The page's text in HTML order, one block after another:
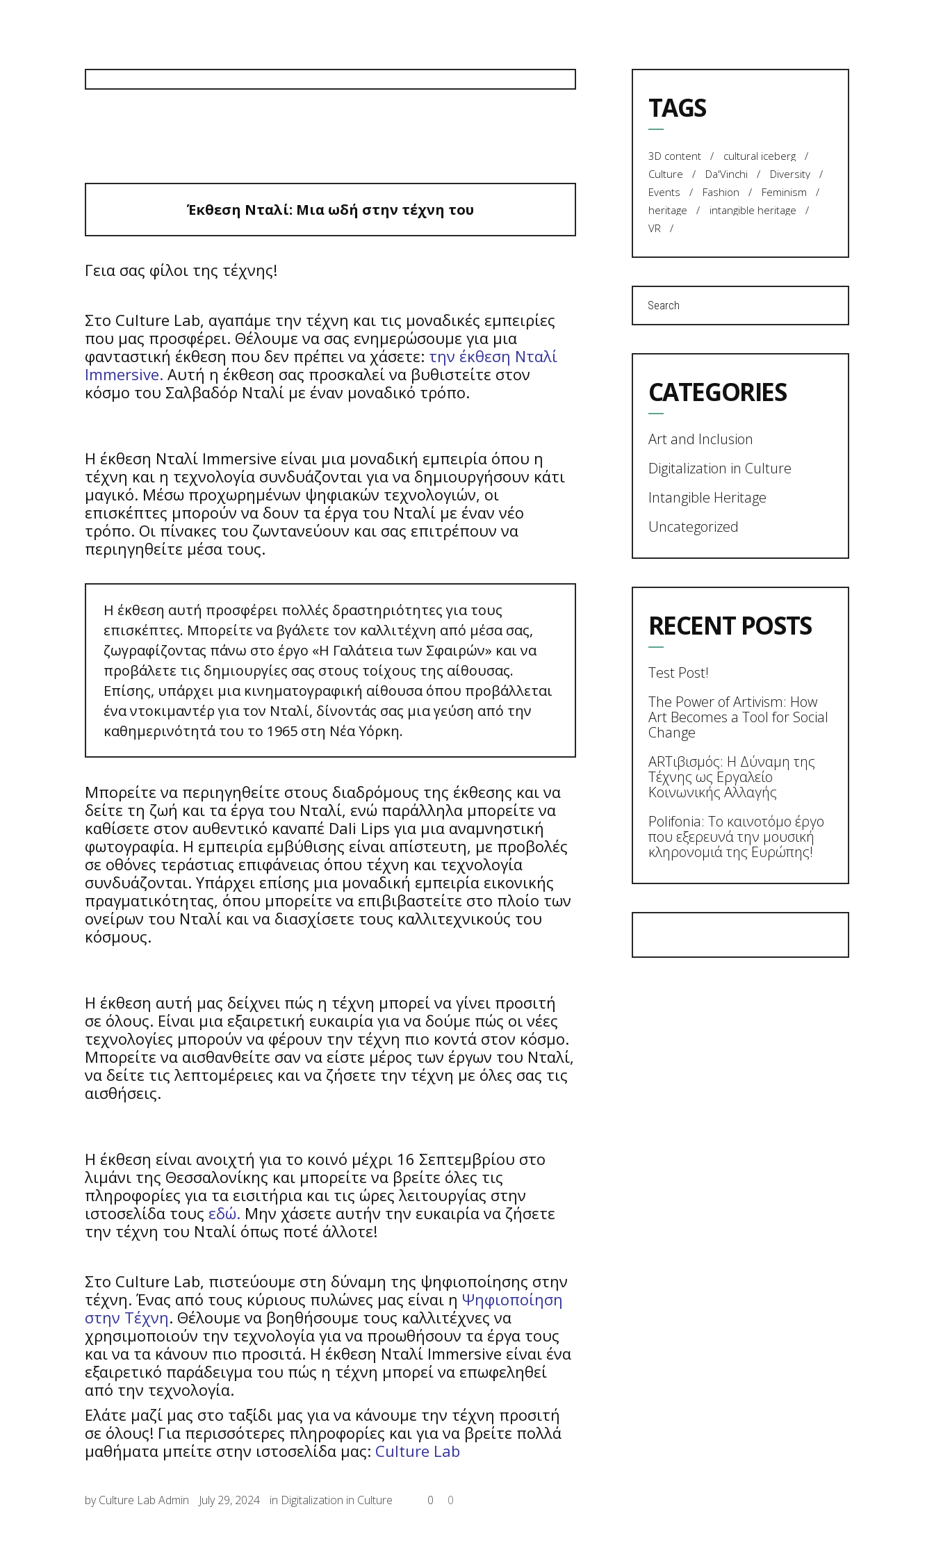
Έκθεση Νταλί: Μια ωδή στην τέχνη του
Γεια σας φίλοι της τέχνης!
Στο Culture Lab, αγαπάμε την τέχνη και τις μοναδικές εμπειρίες
που μας προσφέρει. Θέλουμε να σας ενημερώσουμε για μια
φανταστική έκθεση που δεν πρέπει να χάσετε: την έκθεση Νταλί
Immersive. Αυτή η έκθεση σας προσκαλεί να βυθιστείτε στον
κόσμο του Σαλβαδόρ Νταλί με έναν μοναδικό τρόπο.
Η έκθεση Νταλί Immersive είναι μια μοναδική εμπειρία όπου η
τέχνη και η τεχνολογία συνδυάζονται για να δημιουργήσουν κάτι
μαγικό. Μέσω προχωρημένων ψηφιακών τεχνολογιών, οι
επισκέπτες μπορούν να δουν τα έργα του Νταλί με έναν νέο
τρόπο. Οι πίνακες του ζωντανεύουν και σας επιτρέπουν να
περιηγηθείτε μέσα τους.
Η έκθεση αυτή προσφέρει πολλές δραστηριότητες για τους
επισκέπτες. Μπορείτε να βγάλετε τον καλλιτέχνη από μέσα σας,
ζωγραφίζοντας πάνω στο έργο «Η Γαλάτεια των Σφαιρών» και να
προβάλετε τις δημιουργίες σας στους τοίχους της αίθουσας.
Επίσης, υπάρχει μια κινηματογραφική αίθουσα όπου προβάλλεται
ένα ντοκιμαντέρ για τον Νταλί, δίνοντάς σας μια γεύση από την
καθημερινότητά του το 1965 στη Νέα Υόρκη.
Μπορείτε να περιηγηθείτε στους διαδρόμους της έκθεσης και να
δείτε τη ζωή και τα έργα του Νταλί, ενώ παράλληλα μπορείτε να
καθίσετε στον αυθεντικό καναπέ Dali Lips για μια αναμνηστική
φωτογραφία. Η εμπειρία εμβύθισης είναι απίστευτη, με προβολές
σε οθόνες τεράστιας επιφάνειας όπου τέχνη και τεχνολογία
συνδυάζονται. Υπάρχει επίσης μια μοναδική εμπειρία εικονικής
πραγματικότητας, όπου μπορείτε να επιβιβαστείτε στο πλοίο των
ονείρων του Νταλί και να διασχίσετε τους καλλιτεχνικούς του
κόσμους.
Η έκθεση αυτή μας δείχνει πώς η τέχνη μπορεί να γίνει προσιτή
σε όλους. Είναι μια εξαιρετική ευκαιρία για να δούμε πώς οι νέες
τεχνολογίες μπορούν να φέρουν την τέχνη πιο κοντά στον κόσμο.
Μπορείτε να αισθανθείτε σαν να είστε μέρος των έργων του Νταλί,
να δείτε τις λεπτομέρειες και να ζήσετε την τέχνη με όλες σας τις
αισθήσεις.
Η έκθεση είναι ανοιχτή για το κοινό μέχρι 16 Σεπτεμβρίου στο
λιμάνι της Θεσσαλονίκης και μπορείτε να βρείτε όλες τις
πληροφορίες για τα εισιτήρια και τις ώρες λειτουργίας στην
ιστοσελίδα τους εδώ. Μην χάσετε αυτήν την ευκαιρία να ζήσετε
την τέχνη του Νταλί όπως ποτέ άλλοτε!
Στο Culture Lab, πιστεύουμε στη δύναμη της ψηφιοποίησης στην
τέχνη. Ένας από τους κύριους πυλώνες μας είναι η Ψηφιοποίηση
στην Τέχνη. Θέλουμε να βοηθήσουμε τους καλλιτέχνες να
χρησιμοποιούν την τεχνολογία για να προωθήσουν τα έργα τους
και να τα κάνουν πιο προσιτά. Η έκθεση Νταλί Immersive είναι ένα
εξαιρετικό παράδειγμα του πώς η τέχνη μπορεί να επωφεληθεί
από την τεχνολογία.
Ελάτε μαζί μας στο ταξίδι μας για να κάνουμε την τέχνη προσιτή
σε όλους! Για περισσότερες πληροφορίες και για να βρείτε πολλά
μαθήματα μπείτε στην ιστοσελίδα μας: Culture Lab
byCulture Lab Admin July 29, 2024 in Digitalization in Culture 0 0
TAGS
3D content
cultural iceberg
Culture
Da'Vinchi
Diversity
Events
Fashion
Feminism
heritage
intangible heritage
VR
CATEGORIES
Art and Inclusion
Digitalization in Culture
Intangible Heritage
Uncategorized
RECENT POSTS
Test Post!
The Power of Artivism: How
Art Becomes a Tool for Social
Change
ARTιβισμός: Η Δύναμη της
Τέχνης ως Εργαλείο
Κοινωνικής Αλλαγής
Polifonia: Το καινοτόμο έργο
που εξερευνά την μουσική
κληρονομιά της Ευρώπης!